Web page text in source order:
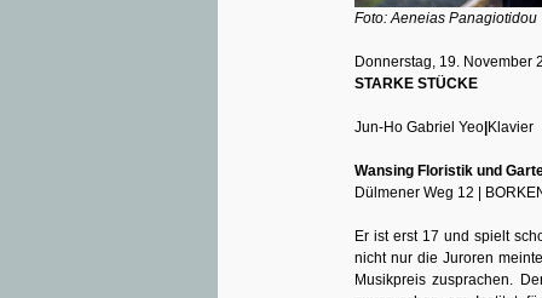
Foto: Aeneias Panagiotidou
Donnerstag, 19. November
STARKE STÜCKE
Jun-Ho Gabriel Yeo Klavier
Wansing Floristik und
Dülmener Weg 12 |
Er ist erst 17 und spielt
nicht nur die Juroren
Musikpreis zusprachen.